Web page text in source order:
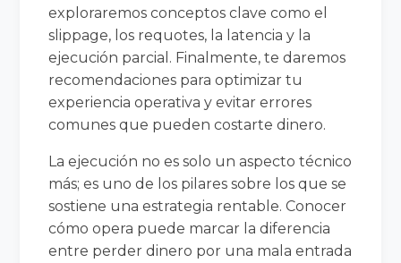
exploraremos conceptos clave como el
slippage, los requotes, la latencia y la
ejecución parcial. Finalmente, te daremos
recomendaciones para optimizar tu
experiencia operativa y evitar errores
comunes que pueden costarte dinero.
La ejecución no es solo un aspecto técnico
más; es uno de los pilares sobre los que se
sostiene una estrategia rentable. Conocer
cómo opera puede marcar la diferencia
entre perder dinero por una mala entrada